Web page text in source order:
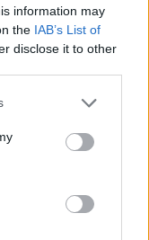
information may
the IAB’s List of
disclose it to other
za broń, nie
łagodne
i zamiast
do krzyża, aby
czasie i
wykorzystać
modlitwy
ją, mówiąc: